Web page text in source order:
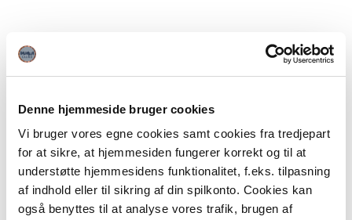
Denne hjemmeside bruger cookies
Vi bruger vores egne cookies samt cookies fra tredjepart
for at sikre, at hjemmesiden fungerer korrekt og til at
understøtte hjemmesidens funktionalitet, f.eks. tilpasning
af indhold eller til sikring af din spilkonto. Cookies kan
også benyttes til at analyse vores trafik, brugen af